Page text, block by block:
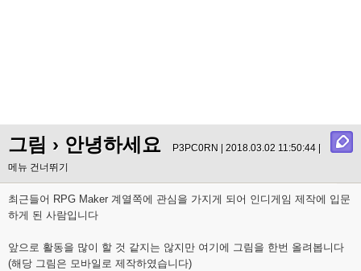
그림 › 안녕하세요
P3PC0RN | 2018.03.02 11:50:44 |
메뉴 건너뛰기
최근들어 RPG Maker 계열쪽에 관심을 가지게 되어 인디게임 제작에 입문
하게 된 사람입니다
앞으로 활동을 많이 할 것 같지는 않지만 여기에 그림을 한번 올려봅니다
(해당 그림은 모바일로 제작하였습니다)